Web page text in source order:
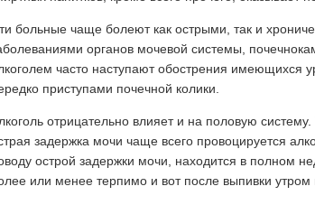
больные чаще болеют как острыми, так и
органов мочевой системы,
часто наступают обострения имеющихся
приступами почечной колики.
отрицательно влияет и на половую
задержка мочи чаще всего провоцируется
острой задержки мочи, находится в полном
или менее терпимо и вот после выпивки утром